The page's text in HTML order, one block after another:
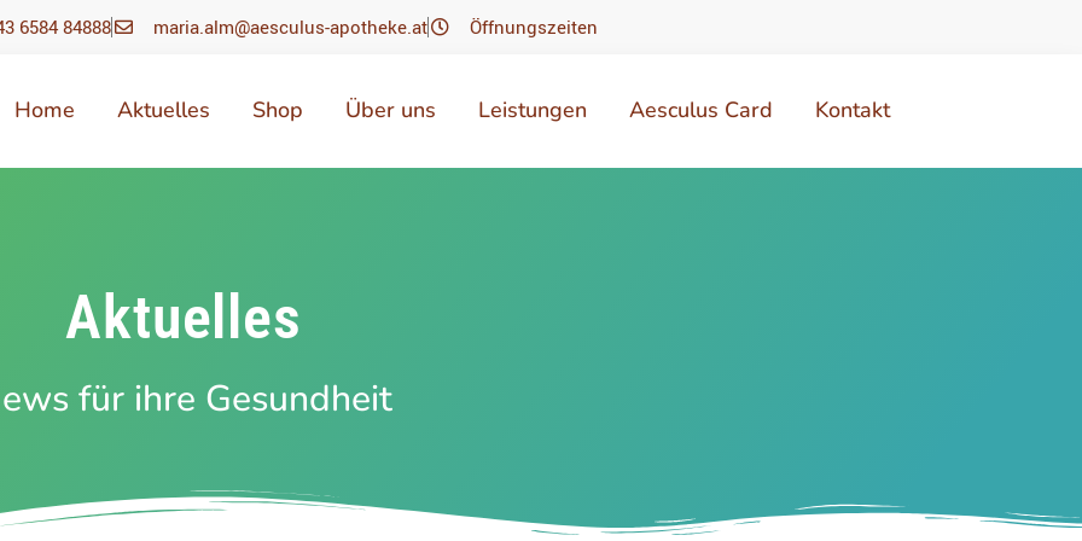
6584 84888 maria.alm@aesculus-apotheke.at Öffnungszeiten
Home Aktuelles Shop Über uns Leistungen Aesculus Card Kontakt
Aktuelles
für ihre Gesundheit